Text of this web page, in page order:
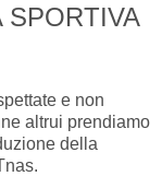
e non
altrui prendiamo
della